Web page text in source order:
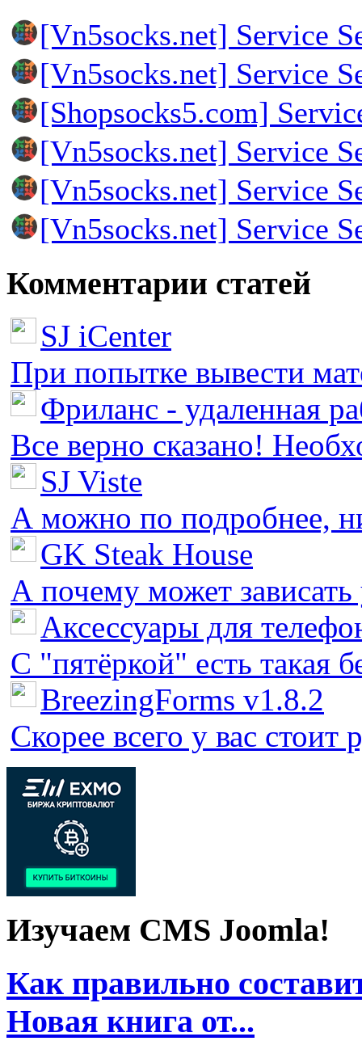
[Vn5socks.net] Service
[Vn5socks.net] Service
[Shopsocks5.com]
[Vn5socks.net] Service
[Vn5socks.net] Service
[Vn5socks.net] Service
Комментарии статей
SJ iCenter
При попытке вывести
Фриланс - удаленная
Все верно сказано!
SJ Viste
А можно по подробнее,
GK Steak House
А почему может зависать
Аксессуары для
С "пятёркой" есть такая
BreezingForms v1.8.2
Скорее всего у вас стоит
Изучаем CMS Joomla!
Как правильно
Новая книга от...